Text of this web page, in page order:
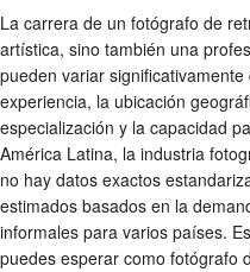
La carrera de un fotógrafo de
artística, sino también una
pueden variar
experiencia, la ubicación
especialización y la capacidad
América Latina, la industria
no hay datos exactos
estimados basados en la
informales para varios países.
puedes esperar como fotógrafo